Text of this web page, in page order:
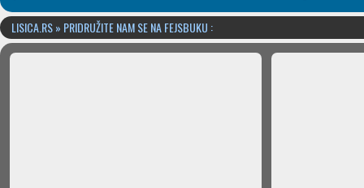
LISICA.RS » PRIDRUŽITE NAM SE NA FEJSBUKU :